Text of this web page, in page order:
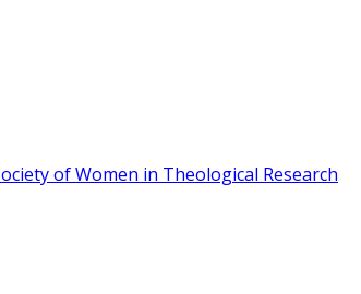
of Women in Theological Research